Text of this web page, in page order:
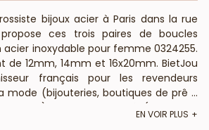
bijoux acier à Paris dans la rue
ces trois paires de boucles
acier inoxydable pour femme 0324255.
de 12mm, 14mm et 16x20mm. BietJou
français pour les revendeurs
mode (bijouteries, boutiques de prêt-
stores, ) et de la beauté (salons de
beauté, ongleries,...), vous informe que
...
EN VOIR PLUS